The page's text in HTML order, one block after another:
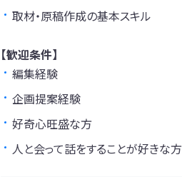
取材・原稿作成の基本スキル
【歓迎条件】
編集経験
企画提案経験
好奇心旺盛な方
人と会って話をすることが好きな方